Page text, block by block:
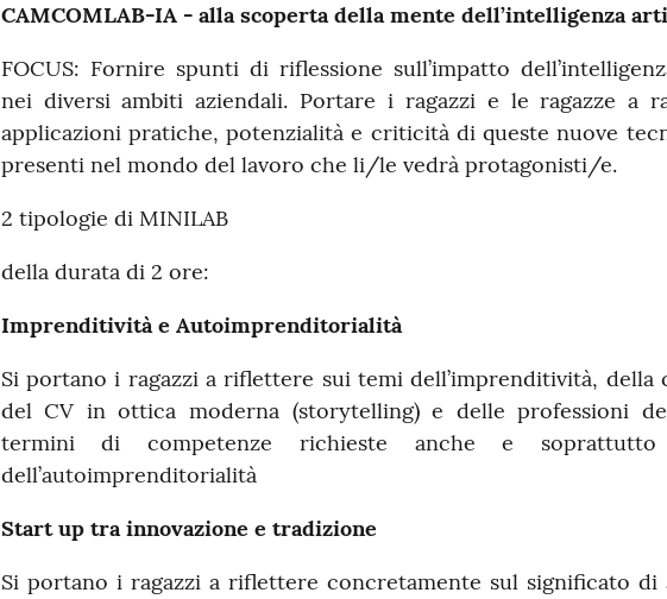
CAMCOMLAB-IA - alla scoperta della mente dell’intelligenza
FOCUS: Fornire spunti di riflessione sull’impatto
nei diversi ambiti aziendali. Portare i ragazzi e le ragazze a
applicazioni pratiche, potenzialità e criticità di queste nuove
presenti nel mondo del lavoro che li/le vedrà protagonisti/e.
2 tipologie di MINILAB
della durata di 2 ore:
Imprenditività e Autoimprenditorialità
Si portano i ragazzi a riflettere sui temi dell’imprenditività, della
del CV in ottica moderna (storytelling) e delle professioni
termini di competenze richieste anche e soprattutto
dell’autoimprenditorialità
Start up tra innovazione e tradizione
Si portano i ragazzi a riflettere concretamente sul significato di